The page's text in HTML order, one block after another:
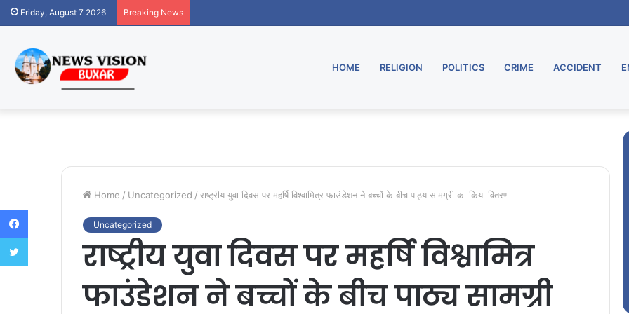
Friday, August 7 2026 Breaking News
HOME RELIGION POLITICS CRIME ACCIDENT
Home / Uncategorized / राष्ट्रीय युवा दिवस पर महर्षि विश्वामित्र फाउंडेशन ने बच्चों के बीच पाठ्य सामग्री का किया वितरण
Uncategorized
राष्ट्रीय युवा दिवस पर महर्षि विश्वामित्र
फाउंडेशन ने बच्चों के बीच पाठ्य सामग्री